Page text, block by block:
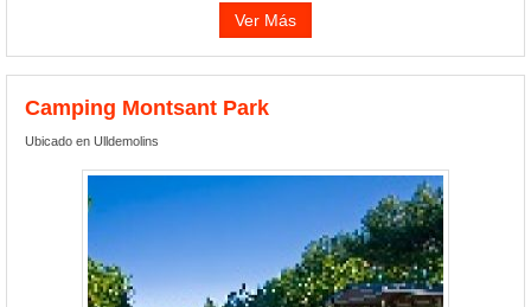
Ver Más
Camping Montsant Park
Ubicado en Ulldemolins